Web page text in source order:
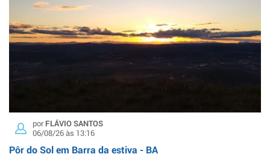
porFLÁVIO SANTOS
06/08/26 às 13:16
Pôr do Sol em Barra da estiva - BA